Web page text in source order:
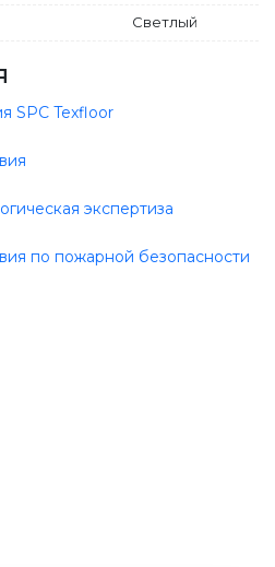
Светлый
SPC Texfloor
экспертиза
по пожарной безопасности